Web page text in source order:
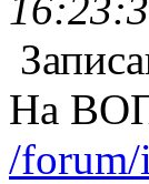
На
/forum/